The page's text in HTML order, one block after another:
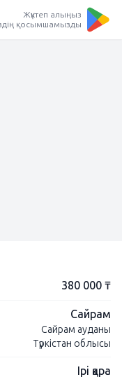
Жүктеп алыңыз
қосымшамызды
380 000 ₸
Сайрам
Сайрам ауданы
Түркістан облысы
Ірі қара